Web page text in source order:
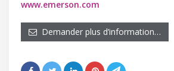
www.emerson.com
Demander plus d’information…